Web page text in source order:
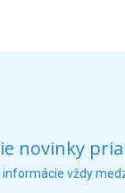
novinky
vždy